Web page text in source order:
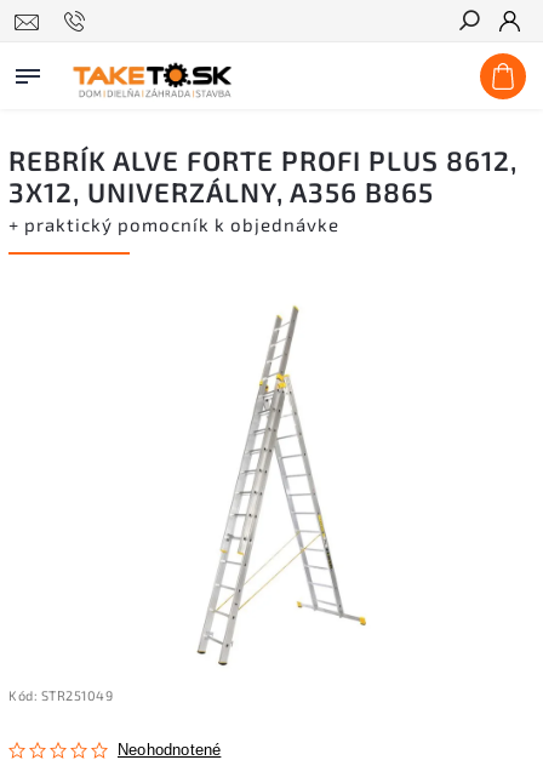
Hľadať
REBRÍK ALVE FORTE PROFI PLUS 8612,
3X12, UNIVERZÁLNY, A356 B865
+ praktický pomocník k objednávke
Kód: STR251049
Neohodnotené